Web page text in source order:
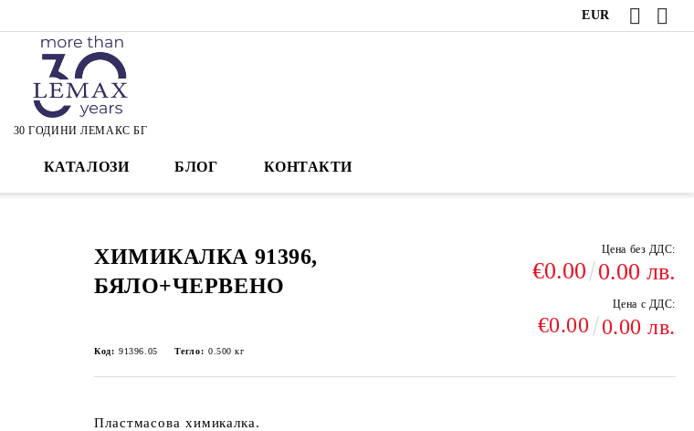
EUR
30 ГОДИНИ ЛЕМАКС БГ
КАТАЛОЗИ БЛОГ КОНТАКТИ
ХИМИКАЛКА 91396,
БЯЛО+ЧЕРВЕНО
Цена без ДДС:
€0.00 0.00 лв.
Цена с ДДС:
€0.00 0.00 лв.
Код: 91396.05 Тегло: 0.500 кг
Пластмасова химикалка.